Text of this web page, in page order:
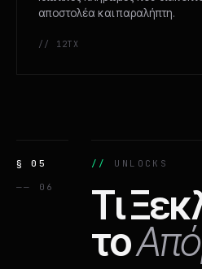
αποστολέα και παραλήπτη.
// 12TX
§ 05
—— 06
UNLOCKS
Τι
το